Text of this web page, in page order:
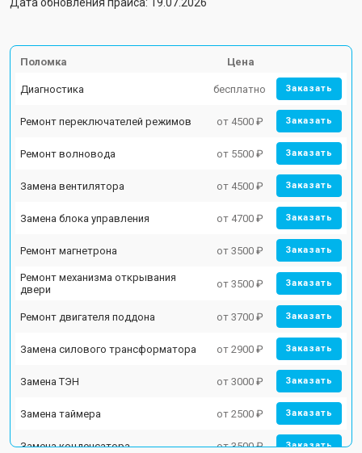
Поломка Цена
Диагностика бесплатно Заказать
Ремонт переключателей режимов от 4500 ₽ Заказать
Ремонт волновода от 5500 ₽ Заказать
Замена вентилятора от 4500 ₽ Заказать
Замена блока управления от 4700 ₽ Заказать
Ремонт магнетрона от 3500 ₽ Заказать
Ремонт механизма открывания
двери
от 3500 ₽ Заказать
Ремонт двигателя поддона от 3700 ₽ Заказать
Замена силового трансформатора от 2900 ₽ Заказать
Замена ТЭН от 3000 ₽ Заказать
Замена таймера от 2500 ₽ Заказать
Замена конденсатора от 3500 ₽ Заказать